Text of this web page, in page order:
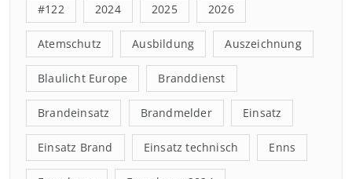
#122 2024 2025 2026
Atemschutz Ausbildung Auszeichnung
Blaulicht Europe Branddienst
Brandeinsatz Brandmelder Einsatz
Einsatz Brand Einsatz technisch Enns